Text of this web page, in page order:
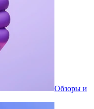
Обзоры и